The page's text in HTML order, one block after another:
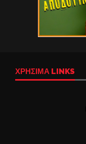
ΧΡΉΣΙΜΑ LINKS